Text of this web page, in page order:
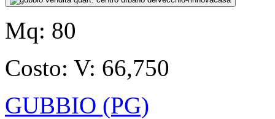
Mq: 80
Costo: V: 66,750
GUBBIO (PG)